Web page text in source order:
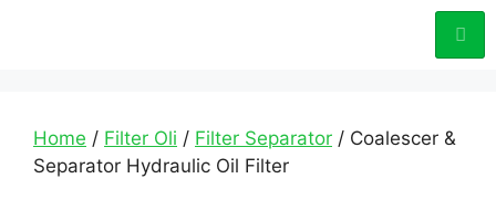
Home / Filter Oli / Filter Separator / Coalescer &
Separator Hydraulic Oil Filter